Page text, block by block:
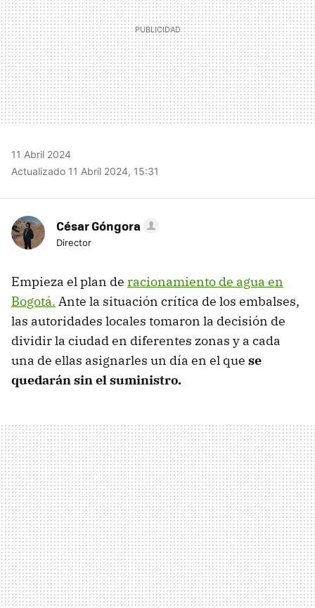
11 Abril 2024
Actualizado 11 Abril 2024, 15:31
César Góngora
Director
Empieza el plan de racionamiento de agua en
Bogotá. Ante la situación crítica de los embalses,
las autoridades locales tomaron la decisión de
dividir la ciudad en diferentes zonas y a cada
una de ellas asignarles un día en el que se
quedarán sin el suministro.